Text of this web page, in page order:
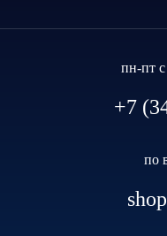
пн-пт
+7
по